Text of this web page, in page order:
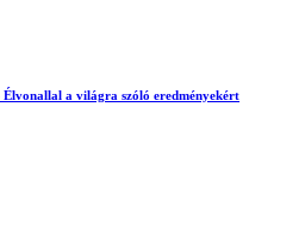
a világra szóló eredményekért